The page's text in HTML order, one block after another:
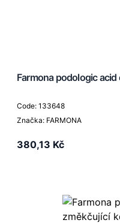
Farmona podologic
Code: 133648
Značka: FARMONA
380,13 Kč